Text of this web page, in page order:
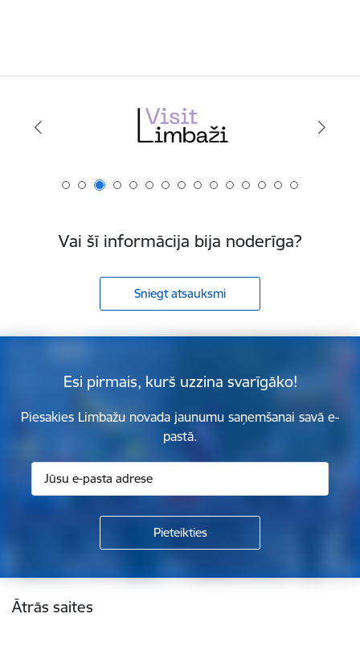
Vai šī informācija bija noderīga?
Sniegt atsauksmi
Esi pirmais, kurš uzzina svarīgāko!
Piesakies Limbažu novada jaunumu saņemšanai savā e-
pastā.
Kājene
Ātrās saites